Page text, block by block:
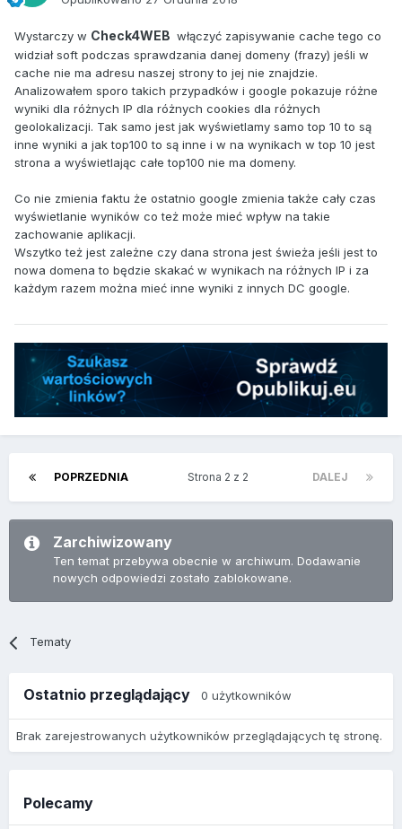
Wystarczy w Check4WEB włączyć zapisywanie cache tego co
widział soft podczas sprawdzania danej domeny (frazy) jeśli w
cache nie ma adresu naszej strony to jej nie znajdzie.
Analizowałem sporo takich przypadków i google pokazuje różne
wyniki dla różnych IP dla różnych cookies dla różnych
geolokalizacji. Tak samo jest jak wyświetlamy samo top 10 to są
inne wyniki a jak top100 to są inne i w na wynikach w top 10 jest
strona a wyświetlając całe top100 nie ma domeny.
Co nie zmienia faktu że ostatnio google zmienia także cały czas
wyświetlanie wyników co też może mieć wpływ na takie
zachowanie aplikacji.
Wszytko też jest zależne czy dana strona jest świeża jeśli jest to
nowa domena to będzie skakać w wynikach na różnych IP i za
każdym razem można mieć inne wyniki z innych DC google.
POPRZEDNIA DALEJ
Strona 2 z 2
Zarchiwizowany
Ten temat przebywa obecnie w archiwum. Dodawanie
nowych odpowiedzi zostało zablokowane.
Tematy
Ostatnio przeglądający 0 użytkowników
Brak zarejestrowanych użytkowników przeglądających tę stronę.
Polecamy